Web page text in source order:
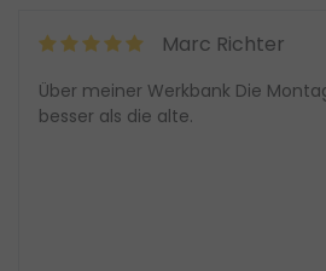
Marc Richter
Über meiner Werkbank Die
besser als die alte.